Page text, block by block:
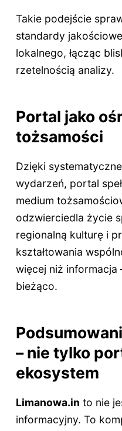
Takie podejście
standardy
lokalnego, łącząc
rzetelnością analizy.
Portal jako
tożsamości
Dzięki
wydarzeń, portal
medium
odzwierciedla życie
regionalną kulturę i
kształtowania
więcej niż informacja
bieżąco.
– nie tylko
ekosystem
Limanowa.in to nie
informacyjny. To